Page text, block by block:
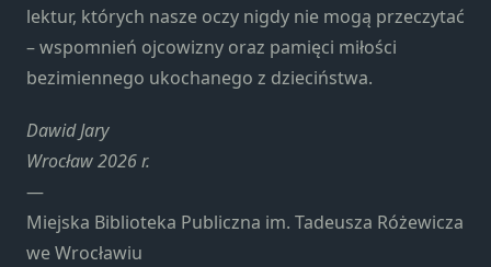
lektur, których nasze oczy nigdy nie mogą przeczytać
– wspomnień ojcowizny oraz pamięci miłości
bezimiennego ukochanego z dzieciństwa.
Dawid Jary
Wrocław 2026 r.
—
Miejska Biblioteka Publiczna im. Tadeusza Różewicza
we Wrocławiu
do